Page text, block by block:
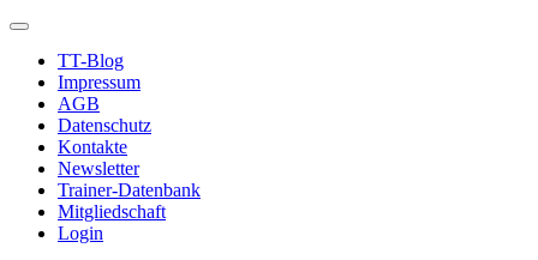
TT-Blog
Impressum
AGB
Datenschutz
Kontakte
Newsletter
Trainer-Datenbank
Mitgliedschaft
Login